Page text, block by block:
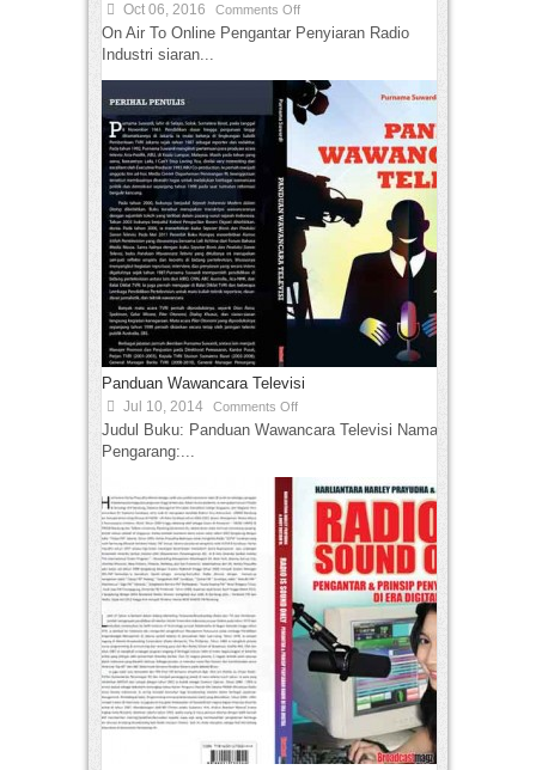
Oct 06, 2016 Comments Off
On Air To Online Pengantar Penyiaran Radio
Industri siaran...
Panduan Wawancara Televisi
Jul 10, 2014 Comments Off
Judul Buku: Panduan Wawancara Televisi Nama
Pengarang:...